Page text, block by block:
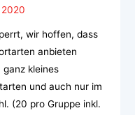
2020
wir hoffen, dass
anbieten
kleines
und auch nur im
(20 pro Gruppe inkl.